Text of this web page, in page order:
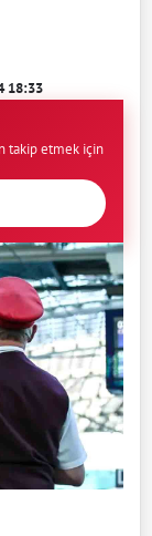
18:33
takip etmek için